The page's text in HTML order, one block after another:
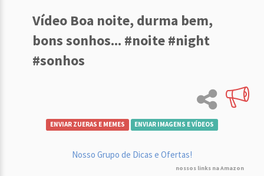
Vídeo Boa noite, durma bem,
bons sonhos... #noite #night
#sonhos
ENVIAR ZUERAS E MEMES ENVIAR IMAGENS E VÍDEOS
Nosso Grupo de Dicas e Ofertas!
nossos links na Amazon